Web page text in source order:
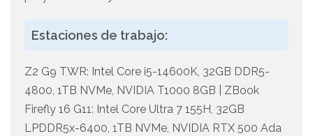
Estaciones de trabajo:
Z2 G9 TWR: Intel Core i5-14600K, 32GB DDR5-
4800, 1TB NVMe, NVIDIA T1000 8GB | ZBook
Firefly 16 G11: Intel Core Ultra 7 155H, 32GB
LPDDR5x-6400, 1TB NVMe, NVIDIA RTX 500 Ada